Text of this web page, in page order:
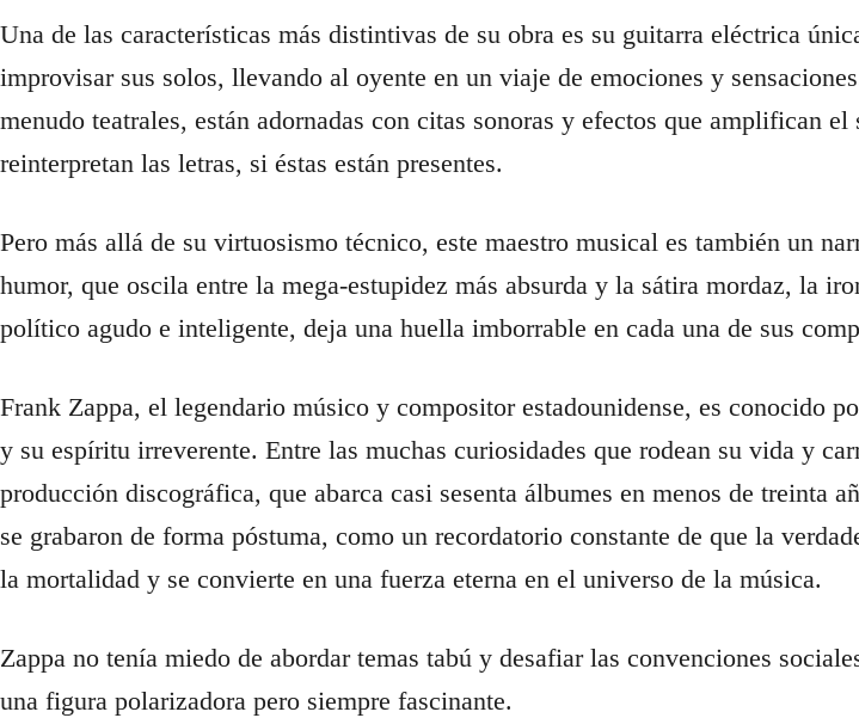
Una de las características más distintivas de su obra es su guitarra eléctrica
improvisar sus solos, llevando al oyente en un viaje de emociones y
menudo teatrales, están adornadas con citas sonoras y efectos que amplifican
reinterpretan las letras, si éstas están presentes.
Pero más allá de su virtuosismo técnico, este maestro musical es también un
humor, que oscila entre la mega-estupidez más absurda y la sátira mordaz, la
político agudo e inteligente, deja una huella imborrable en cada una de sus
Frank Zappa, el legendario músico y compositor estadounidense, es conocido
y su espíritu irreverente. Entre las muchas curiosidades que rodean su vida y
producción discográfica, que abarca casi sesenta álbumes en menos de treinta
se grabaron de forma póstuma, como un recordatorio constante de que la
la mortalidad y se convierte en una fuerza eterna en el universo de la música.
Zappa no tenía miedo de abordar temas tabú y desafiar las convenciones
una figura polarizadora pero siempre fascinante.